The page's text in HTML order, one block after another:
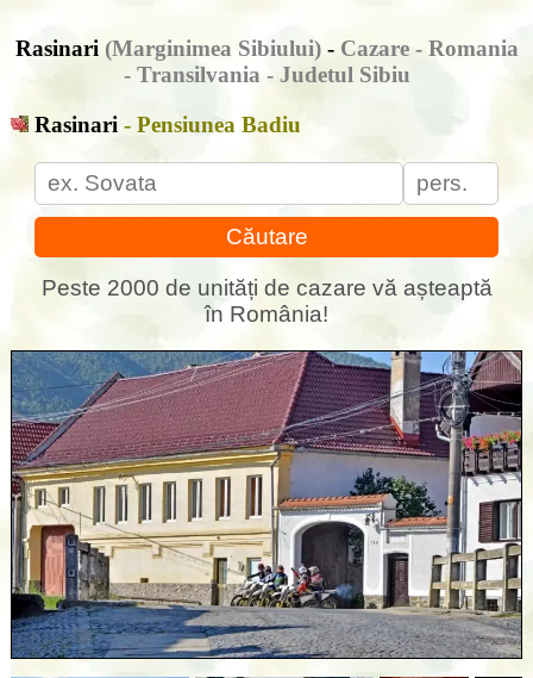
Rasinari (Marginimea Sibiului)- Cazare - Romania
- Transilvania - Judetul Sibiu
Rasinari - Pensiunea Badiu
Căutare
Peste 2000 de unități de cazare vă așteaptă
în România!